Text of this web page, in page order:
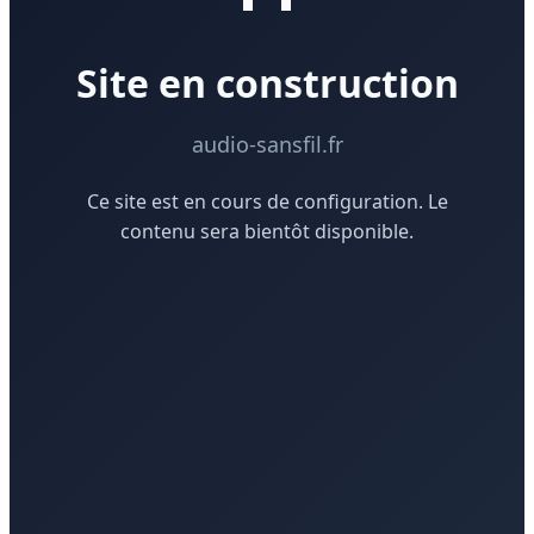
Site en construction
audio-sansfil.fr
Ce site est en cours de configuration. Le
contenu sera bientôt disponible.